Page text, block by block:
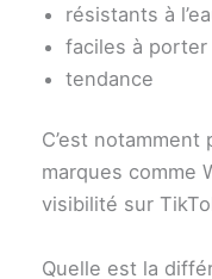
résistants à
faciles à
tendance
C’est
marques comme
visibilité sur
Quelle est la